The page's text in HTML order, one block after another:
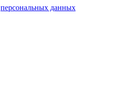
персональных данных